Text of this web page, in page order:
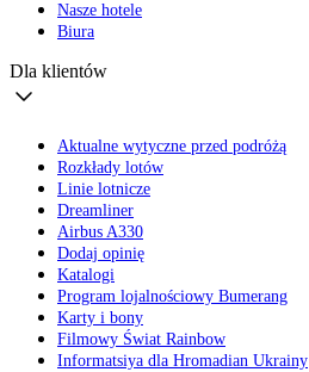
Nasze hotele
Biura
Dla klientów
Aktualne wytyczne przed podróżą
Rozkłady lotów
Linie lotnicze
Dreamliner
Airbus A330
Dodaj opinię
Katalogi
Program lojalnościowy Bumerang
Karty i bony
Filmowy Świat Rainbow
Informatsiya dla Hromadian Ukrainy